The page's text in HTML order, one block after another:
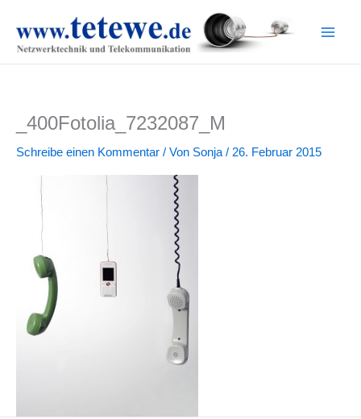
Inhalt
springen
_400Fotolia_7232087_M
Schreibe einen Kommentar / Von Sonja / 26. Februar 2015